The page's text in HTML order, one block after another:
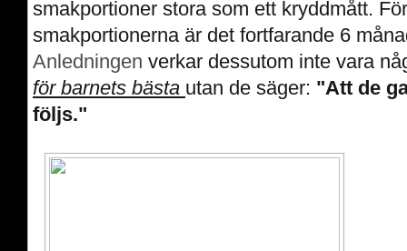
smakportioner stora som ett kryddmått.
smakportionerna är det fortfarande 6
Anledningen verkar dessutom inte vara
för barnets bästa utan de säger: "Att de
följs."